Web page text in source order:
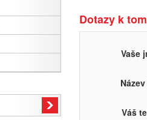
Dotazy k
Vaše
Váš